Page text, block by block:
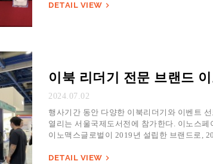
DETAIL VIEW 
이북 리더기 전문 브랜드
2024.07.02
행사기간 동안 다양한 이북리더기와 이벤트
열리는 서울국제도서전에 참가한다. 이노스
이노맥스글로벌이 2019년 설립한 브랜드로,
DETAIL VIEW 